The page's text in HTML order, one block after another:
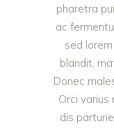
pharetra
ac
sed
blandit,
Donec
Orci
dis